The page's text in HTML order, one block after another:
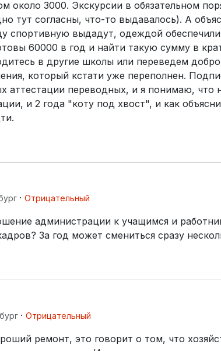
около 3000. Экскурсии в обязательном
тут согласны, что-то выдавалось). А
спортивную выдадут, одеждой
60000 в год и найти такую сумму в
в другие школы или переведем
который кстати уже переполнен.
аттестации переводных, и я понимаю, что
и 2 года "коту под хвост", и как
· Отрицательный
администрации к учащимся и
За год может смениться сразу
· Отрицательный
ремонт, это говорит о том, что